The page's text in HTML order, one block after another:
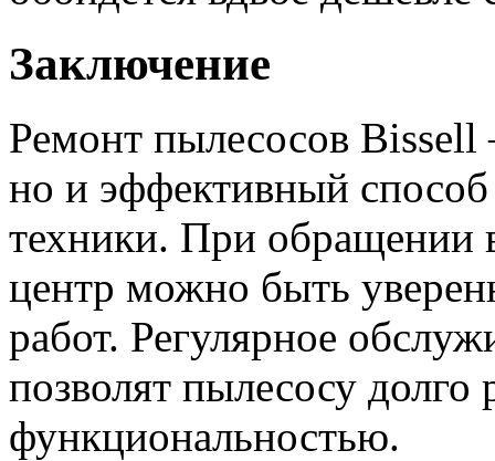
Заключение
Ремонт пылесосов
но и эффективный
техники. При обращении
центр можно быть
работ. Регулярное
позволят пылесосу долго
функциональностью.